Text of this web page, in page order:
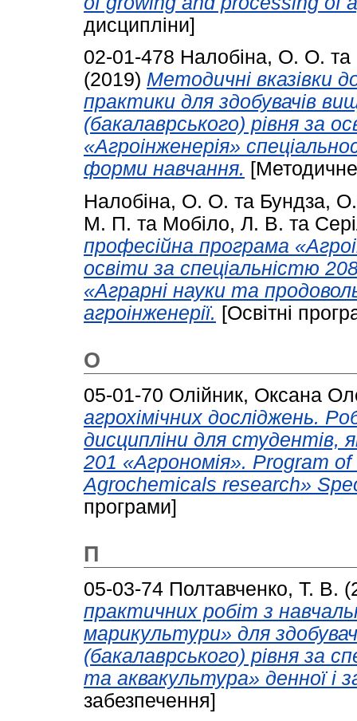
дисципліни]
02-01-478 Налобіна, О. О. та
(2019) Методичні вказівки
практики для здобувачів
(бакалаврського) рівня за
«Агроінженерія»
форми навчання.
Налобіна, О. О. та Бундза,
М. П. та Мобіло, Л. В. та
професійна програма
освіти за спеціальністю
«Аграрні науки та
агроінженерії. [Освітні
О
05-01-70 Олійник, Оксана
агрохімічних досліджень.
дисципліни для студентів,
201 «Агрономія». Program
Agrochemicals research»
програми]
П
05-03-74 Полтавченко, Т. В.
практичних робіт з
марикультури» для
(бакалаврського) рівня за
та аквакультура» денної і
забезпечення]